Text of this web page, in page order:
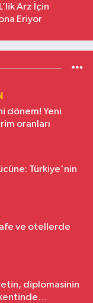
Arz İçin
Eriyor
dönem! Yeni
oranları
Türkiye'nin
ve otellerde
diplomasinin